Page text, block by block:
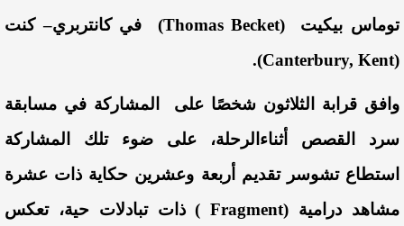
توماس بيكيت (
Thomas Becket
) في كانتربري–كنت
(
Canterbury, Kent
).
وافق قرابة الثلاثون شخصًا على المشاركة في مسابقة
سرد
القصص أثناء الرحلة، على ضوء تلك
المشاركة
استطاع تشوسر تقديم أربعة وعشرين حكاية ذات عشرة
مشاهد درامية (
Fragment
)ذات تبادلات حية،تعكس